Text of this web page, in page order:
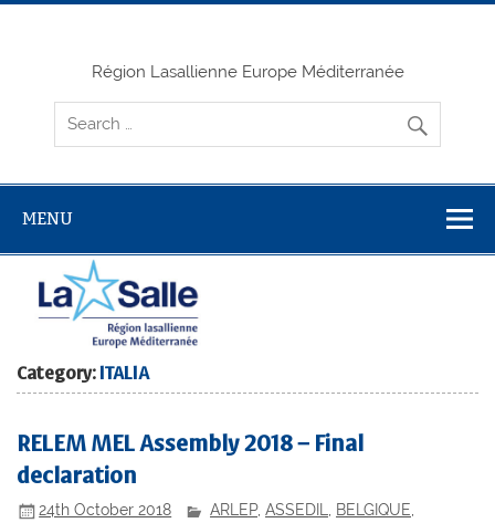
Skip
Région Lasallienne Europe Méditerranée
MENU
Category:ITALIA
RELEM MEL Assembly 2018 – Final
declaration
24th October 2018 ARLEP,ASSEDIL, BELGIQUE,